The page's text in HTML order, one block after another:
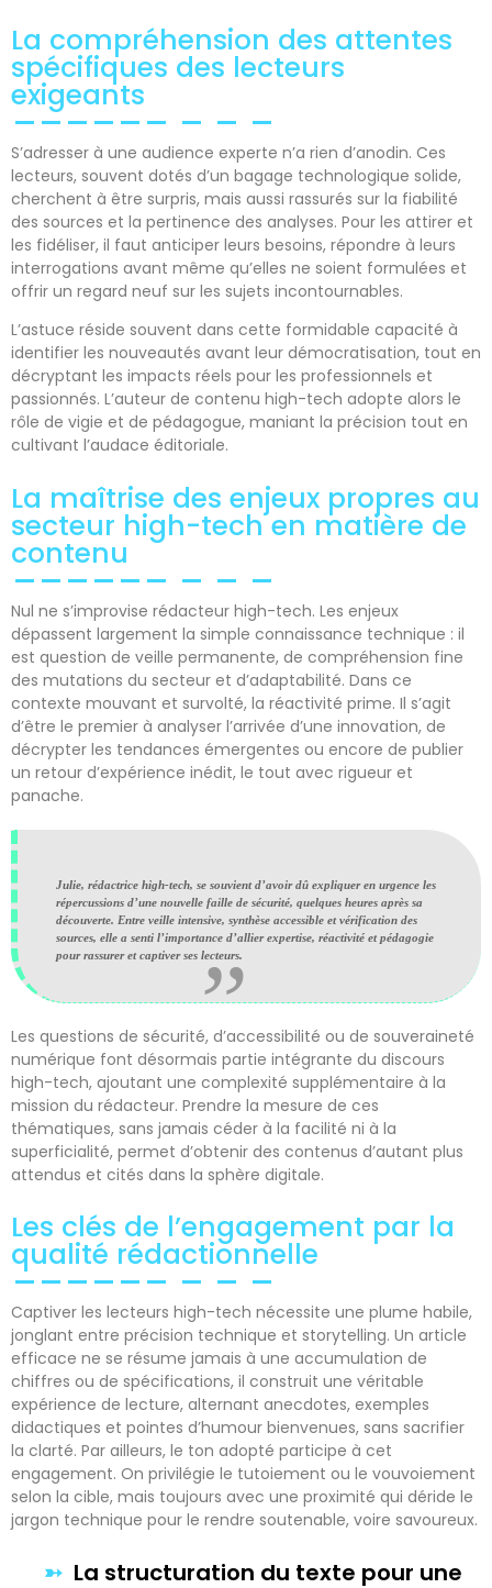
La compréhension des attentes
spécifiques des lecteurs
exigeants
S’adresser à une audience experte n’a rien d’anodin. Ces
lecteurs, souvent dotés d’un bagage technologique solide,
cherchent à être surpris, mais aussi rassurés sur la fiabilité
des sources et la pertinence des analyses. Pour les attirer et
les fidéliser, il faut anticiper leurs besoins, répondre à leurs
interrogations avant même qu’elles ne soient formulées et
offrir un regard neuf sur les sujets incontournables.
L’astuce réside souvent dans cette formidable capacité à
identifier les nouveautés avant leur démocratisation, tout en
décryptant les impacts réels pour les professionnels et
passionnés. L’auteur de contenu high-tech adopte alors le
rôle de vigie et de pédagogue, maniant la précision tout en
cultivant l’audace éditoriale.
La maîtrise des enjeux propres au
secteur high-tech en matière de
contenu
Nul ne s’improvise rédacteur high-tech. Les enjeux
dépassent largement la simple connaissance technique : il
est question de veille permanente, de compréhension fine
des mutations du secteur et d’adaptabilité. Dans ce
contexte mouvant et survolté, la réactivité prime. Il s’agit
d’être le premier à analyser l’arrivée d’une innovation, de
décrypter les tendances émergentes ou encore de publier
un retour d’expérience inédit, le tout avec rigueur et
panache.
Julie, rédactrice high-tech, se souvient d’avoir dû expliquer en urgence les
répercussions d’une nouvelle faille de sécurité, quelques heures après sa
découverte. Entre veille intensive, synthèse accessible et vérification des
sources, elle a senti l’importance d’allier expertise, réactivité et pédagogie
pour rassurer et captiver ses lecteurs.
Les questions de sécurité, d’accessibilité ou de souveraineté
numérique font désormais partie intégrante du discours
high-tech, ajoutant une complexité supplémentaire à la
mission du rédacteur. Prendre la mesure de ces
thématiques, sans jamais céder à la facilité ni à la
superficialité, permet d’obtenir des contenus d’autant plus
attendus et cités dans la sphère digitale.
Les clés de l’engagement par la
qualité rédactionnelle
Captiver les lecteurs high-tech nécessite une plume habile,
jonglant entre précision technique et storytelling. Un article
efficace ne se résume jamais à une accumulation de
chiffres ou de spécifications, il construit une véritable
expérience de lecture, alternant anecdotes, exemples
didactiques et pointes d’humour bienvenues, sans sacrifier
la clarté. Par ailleurs, le ton adopté participe à cet
engagement. On privilégie le tutoiement ou le vouvoiement
selon la cible, mais toujours avec une proximité qui déride le
jargon technique pour le rendre soutenable, voire savoureux.
La structuration du texte pour une